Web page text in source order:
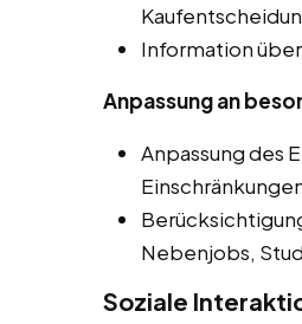
Information
Anpassung an
Anpassung des
Nebenjobs,
Soziale